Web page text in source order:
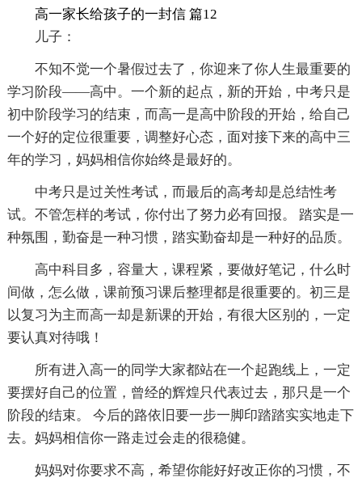
高一家长给孩子的一封信 篇12
儿子：
不知不觉一个暑假过去了，你迎来了你人生最重要的
学习阶段——高中。一个新的起点，新的开始，中考只是
初中阶段学习的结束，而高一是高中阶段的开始，给自己
一个好的定位很重要，调整好心态，面对接下来的高中三
年的学习，妈妈相信你始终是最好的。
中考只是过关性考试，而最后的高考却是总结性考
试。不管怎样的考试，你付出了努力必有回报。 踏实是一
种氛围，勤奋是一种习惯，踏实勤奋却是一种好的品质。
高中科目多，容量大，课程紧，要做好笔记，什么时
间做，怎么做，课前预习课后整理都是很重要的。初三是
以复习为主而高一却是新课的开始，有很大区别的，一定
要认真对待哦！
所有进入高一的同学大家都站在一个起跑线上，一定
要摆好自己的位置，曾经的辉煌只代表过去，那只是一个
阶段的结束。 今后的路依旧要一步一脚印踏踏实实地走下
去。妈妈相信你一路走过会走的很稳健。
妈妈对你要求不高，希望你能好好改正你的习惯，不